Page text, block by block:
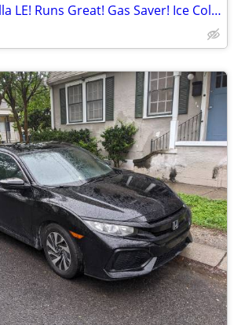
2009 Toyota Corolla LE! Runs Great! Gas Saver! Ice Cold AC! Reliable!